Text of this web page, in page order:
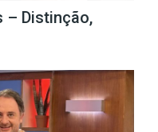
– Distinção,